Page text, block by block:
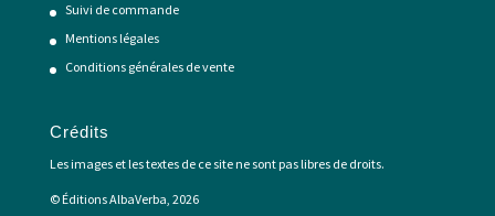
Suivi de commande
Mentions légales
Conditions générales de vente
Crédits
Les images et les textes de ce site ne sont pas libres de droits.
© Éditions AlbaVerba, 2026